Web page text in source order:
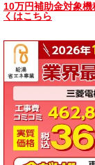
10万円補助金対象
くはこちら